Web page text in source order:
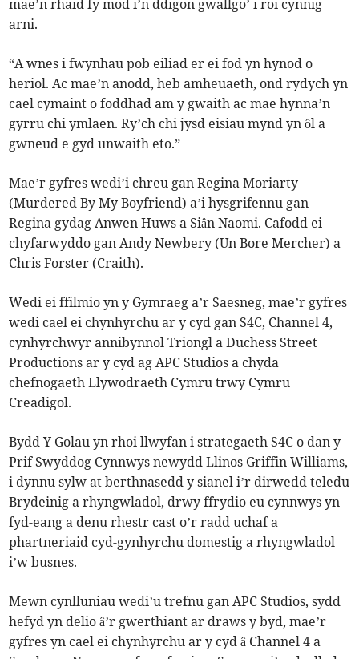
mae’n rhaid fy mod i’n ddigon gwallgo’ i roi cynnig
arni.
“A wnes i fwynhau pob eiliad er ei fod yn hynod o
heriol. Ac mae’n anodd, heb amheuaeth, ond rydych yn
cael cymaint o foddhad am y gwaith ac mae hynna’n
gyrru chi ymlaen. Ry’ch chi jysd eisiau mynd yn ôl a
gwneud e gyd unwaith eto.”
Mae’r gyfres wedi’i chreu gan Regina Moriarty
(Murdered By My Boyfriend) a’i hysgrifennu gan
Regina gydag Anwen Huws a Siân Naomi. Cafodd ei
chyfarwyddo gan Andy Newbery (Un Bore Mercher) a
Chris Forster (Craith).
Wedi ei ffilmio yn y Gymraeg a’r Saesneg, mae’r gyfres
wedi cael ei chynhyrchu ar y cyd gan S4C, Channel 4,
cynhyrchwyr annibynnol Triongl a Duchess Street
Productions ar y cyd ag APC Studios a chyda
chefnogaeth Llywodraeth Cymru trwy Cymru
Creadigol.
Bydd Y Golau yn rhoi llwyfan i strategaeth S4C o dan y
Prif Swyddog Cynnwys newydd Llinos Griffin Williams,
i dynnu sylw at berthnasedd y sianel i’r dirwedd teledu
Brydeinig a rhyngwladol, drwy ffrydio eu cynnwys yn
fyd-eang a denu rhestr cast o’r radd uchaf a
phartneriaid cyd-gynhyrchu domestig a rhyngwladol
i’w busnes.
Mewn cynlluniau wedi’u trefnu gan APC Studios, sydd
hefyd yn delio â’r gwerthiant ar draws y byd, mae’r
gyfres yn cael ei chynhyrchu ar y cyd â Channel 4 a